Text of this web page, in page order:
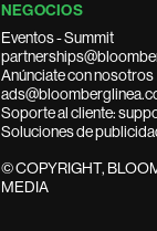
NEGOCIOS
Eventos - Summit
Anúnciate con nosotros
Soporte al cliente:
Soluciones de
© COPYRIGHT,
MEDIA